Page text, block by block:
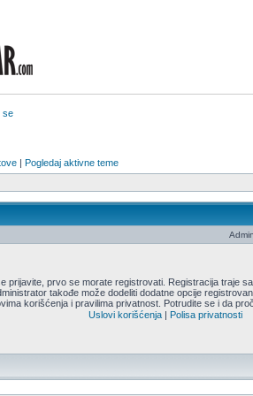
se
| Pogledaj aktivne teme
prijavite, prvo se morate registrovati. Registracija traje
takođe može dodeliti dodatne opcije
korišćenja i pravilima privatnost. Potrudite se i da
Uslovi korišćenja| Polisa privatnosti